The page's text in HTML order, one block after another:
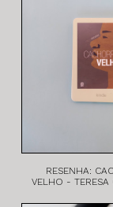
RESENHA:
VELHO - TERESA